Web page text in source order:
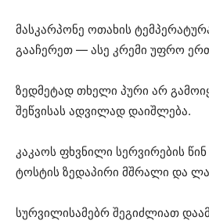
მასკარპონე ოთახის
გააჩერეთ — ასე კრემი უფრო
ზედმეტად თხელი პური არ
შეწვისას ადვილად დაიშლება.
კაკაოს ფხვნილი სერვირების
ტოსტის ზედაპირი მშრალი და
სურვილისამებრ შეგიძლიათ